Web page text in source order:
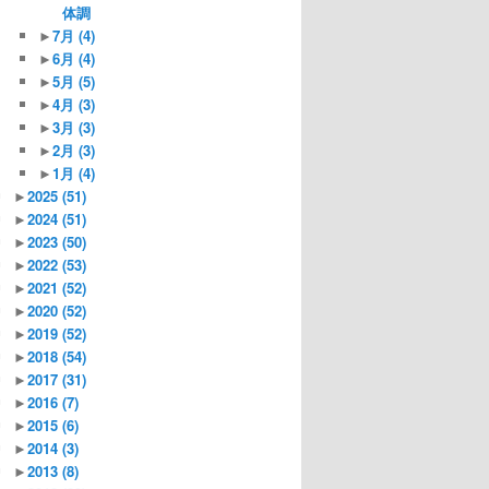
体調
►7月 (4)
►6月 (4)
►5月 (5)
►4月 (3)
►3月 (3)
►2月 (3)
►1月 (4)
►2025 (51)
►2024 (51)
►2023 (50)
►2022 (53)
►2021 (52)
►2020 (52)
►2019 (52)
►2018 (54)
►2017 (31)
►2016 (7)
►2015 (6)
►2014 (3)
►2013 (8)